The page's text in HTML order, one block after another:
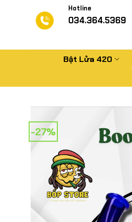
Hotline
034.364.5369
Bật Lửa 420
-27%